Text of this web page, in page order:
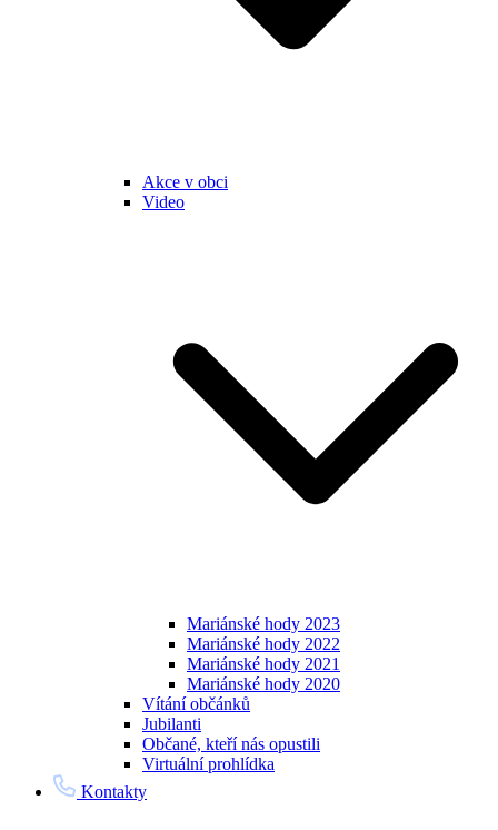
Akce v obci
Video
Mariánské hody 2023
Mariánské hody 2022
Mariánské hody 2021
Mariánské hody 2020
Vítání občánků
Jubilanti
Občané, kteří nás opustili
Virtuální prohlídka
Kontakty